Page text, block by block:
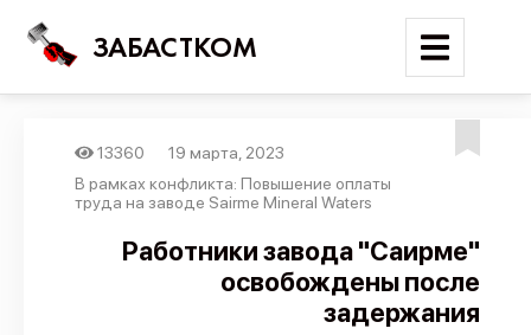
ЗАБАСТКОМ
Войти
Поиск
Новости
Карта событий
13360
19 марта, 2023
В рамках конфликта: Повышение оплаты
труда на заводе Sairme Mineral Waters
Работники завода "Саирме"
освобождены после
задержания